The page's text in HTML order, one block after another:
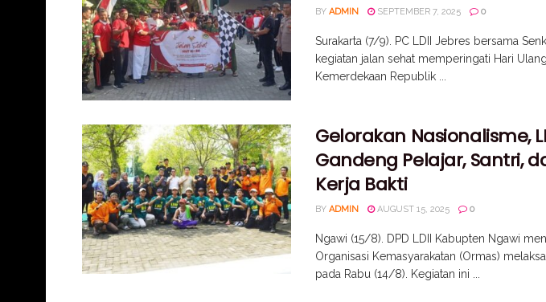
BY ADMIN SEPTEMBER 7, 2025 0
Surakarta (7/9). PC LDII Jebres bersama
kegiatan jalan sehat memperingati Hari
Kemerdekaan Republik ...
Gelorakan Nasionalisme,
Gandeng Pelajar, Santri,
Kerja Bakti
BY ADMIN AUGUST 15, 2025 0
Ngawi (15/8). DPD LDII Kabupten Ngawi
Organisasi Kemasyarakatan (Ormas)
pada Rabu (14/8). Kegiatan ini ...